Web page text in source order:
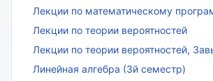
Лекции по математическому
Лекции по теории вероятностей
Лекции по теории вероятностей,
Линейная алгебра (3й семестр)